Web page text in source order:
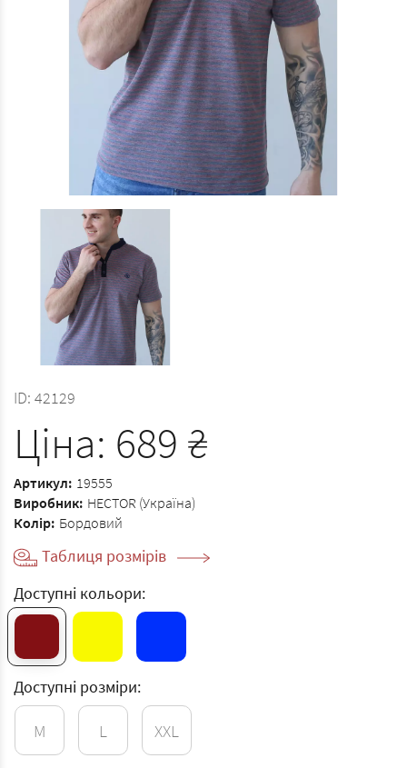
ID: 42129
Ціна: 689 ₴
Артикул: 19555
Виробник: HECTOR (Україна)
Колір: Бордовий
Таблиця розмірів
Доступні кольори:
Доступні розміри:
M L XXL